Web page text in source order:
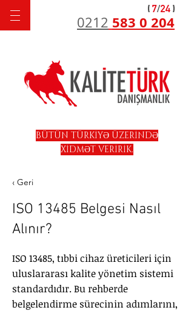
0212 583 0 204
BÜTÜN TÜRKİYƏ ÜZERİNDƏ
XİDMƏT VERİRİK.
‹ Geri
ISO 13485 Belgesi Nasıl
Alınır?
ISO 13485, tıbbi cihaz üreticileri için
uluslararası kalite yönetim sistemi
standardıdır. Bu rehberde
belgelendirme sürecinin adımlarını,